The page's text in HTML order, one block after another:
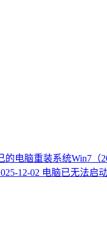
的电脑重装系统Win7（
12-02 电脑已无法启